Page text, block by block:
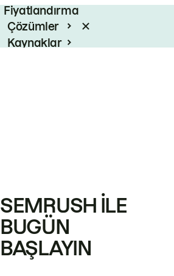
Fiyatlandırma
Çözümler
Kaynaklar
SEMRUSH ILE
BUGÜN
BAŞLAYIN